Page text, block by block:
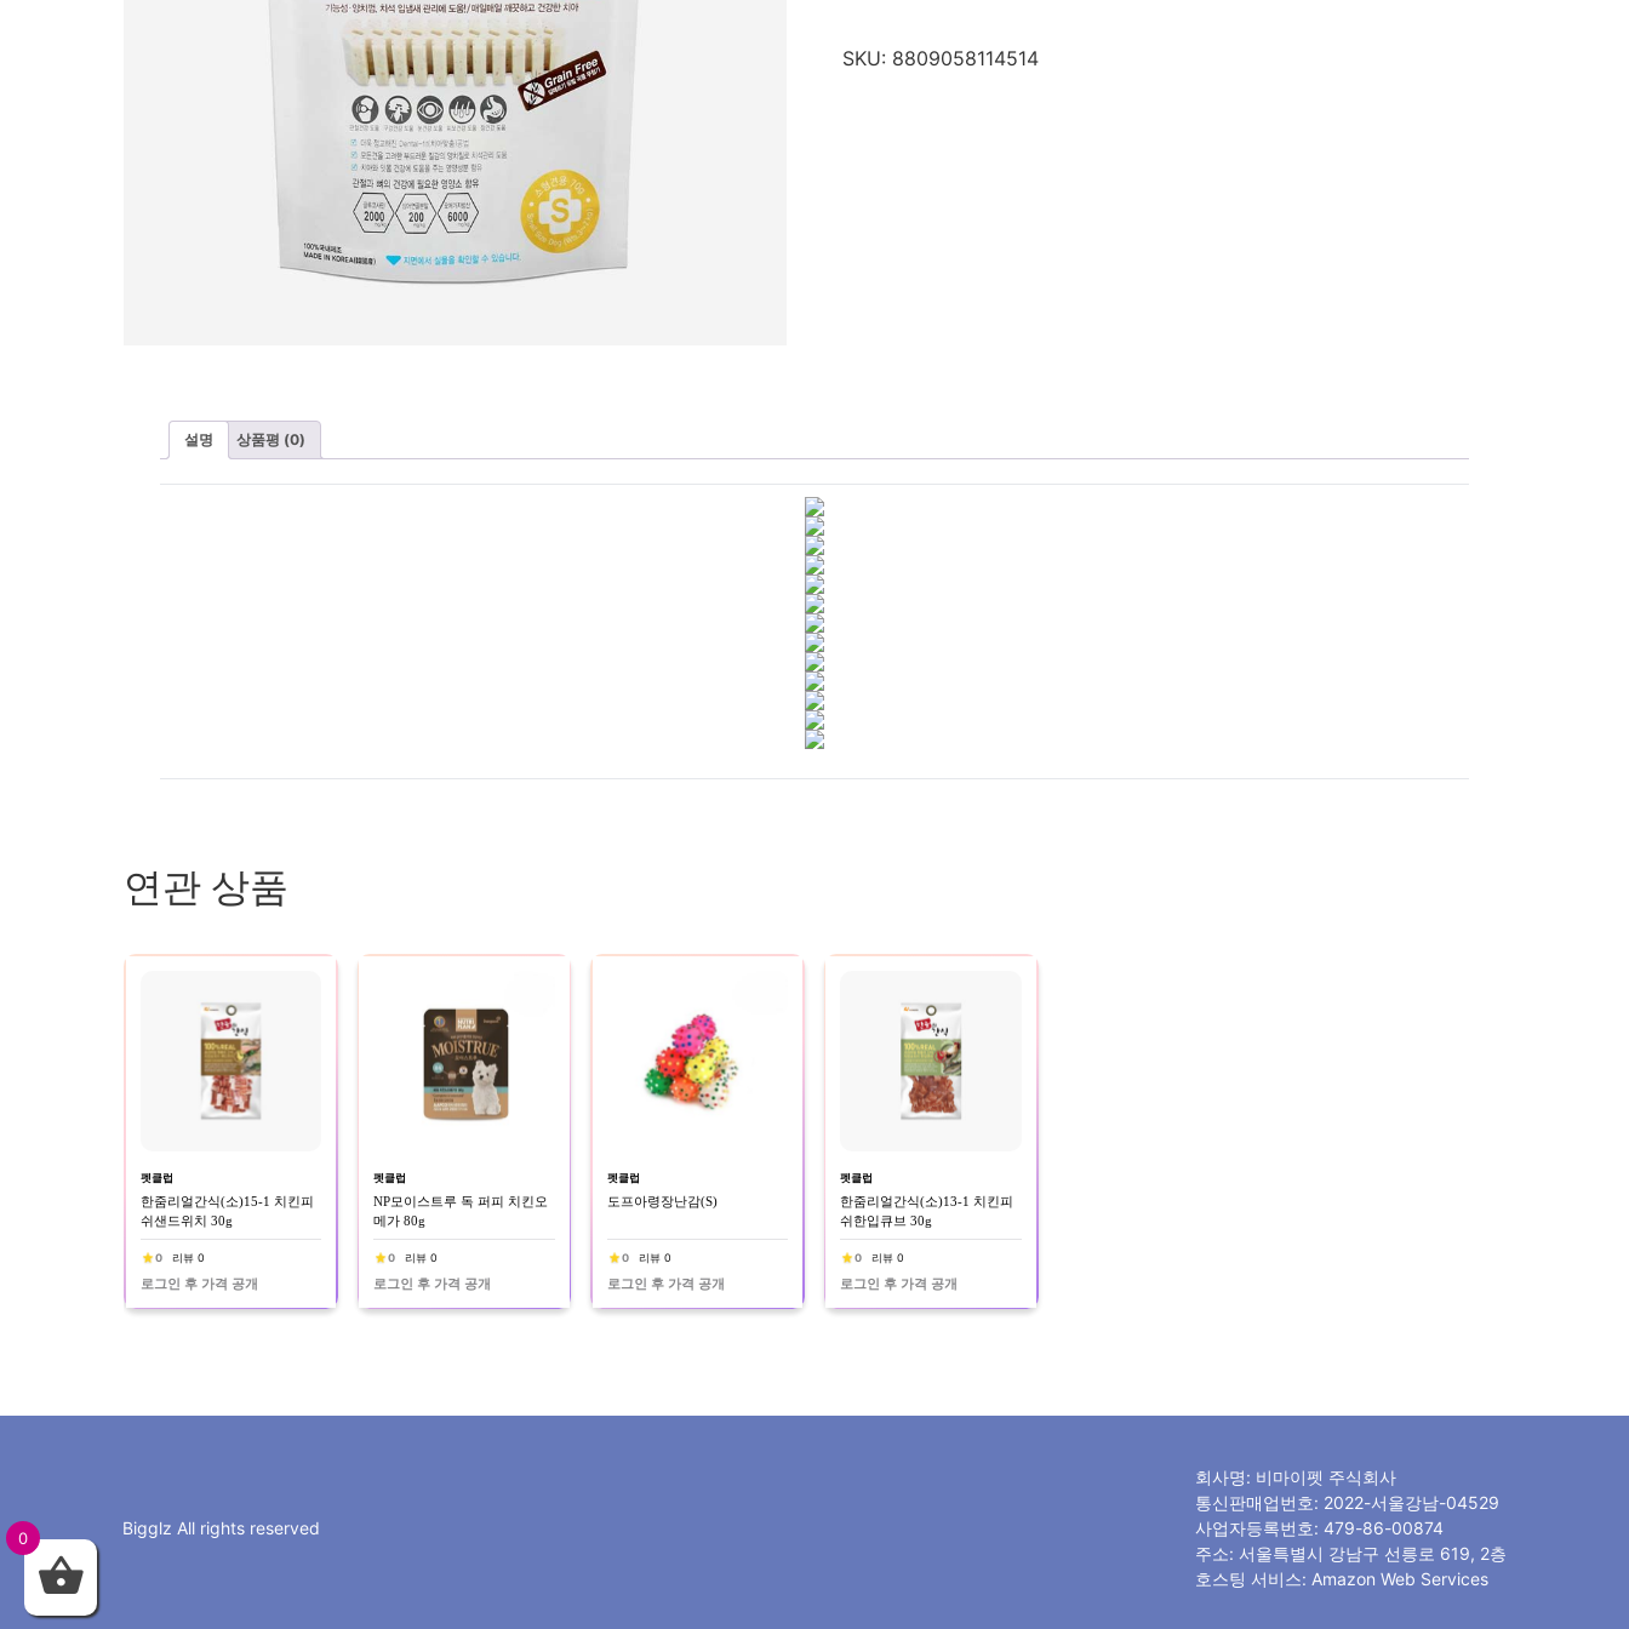
SKU: 8809058114514
설명 상품평 (0)
연관 상품
펫클럽
한줌리얼간식(소)15-1 치킨피
쉬샌드위치 30g
0 리뷰 0
로그인 후 가격 공개
펫클럽
NP모이스트루 독 퍼피 치킨오
메가 80g
0 리뷰 0
로그인 후 가격 공개
펫클럽
도프아령장난감(S)
0 리뷰 0
로그인 후 가격 공개
펫클럽
한줌리얼간식(소)13-1 치킨피
쉬한입큐브 30g
0 리뷰 0
로그인 후 가격 공개
Bigglz All rights reserved
회사명: 비마이펫 주식회사
통신판매업번호: 2022-서울강남-04529
사업자등록번호: 479-86-00874
주소: 서울특별시 강남구 선릉로 619, 2층
호스팅 서비스: Amazon Web Services
0